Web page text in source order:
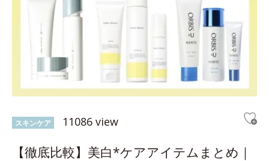
スキンケア 11086 view
【徹底比較】美白*ケアアイテムまとめ｜